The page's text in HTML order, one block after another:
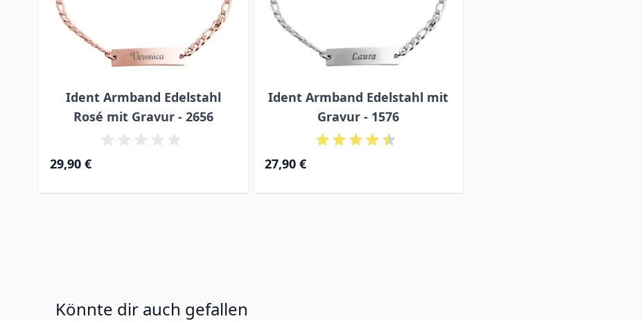
Ident Armband Edelstahl
Rosé mit Gravur - 2656
29,90 €
Ident Armband Edelstahl mit
Gravur - 1576
27,90 €
Könnte dir auch gefallen